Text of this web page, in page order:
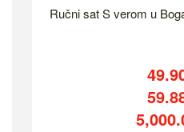
Ručni sat S verom u